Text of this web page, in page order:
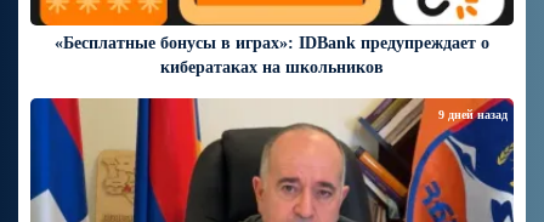
«Бесплатные бонусы в играх»: IDBank предупреждает о
кибератаках на школьников
9 дней назад